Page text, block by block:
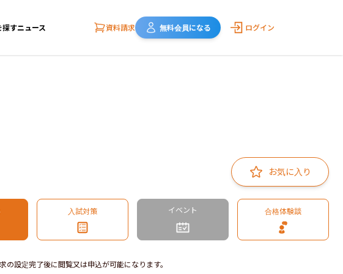
探すニュース 資料請求 無料会員になる ログイン
お気に入り
入試対策 イベント 合格体験談
設定完了後に閲覧又は申込が可能になります。